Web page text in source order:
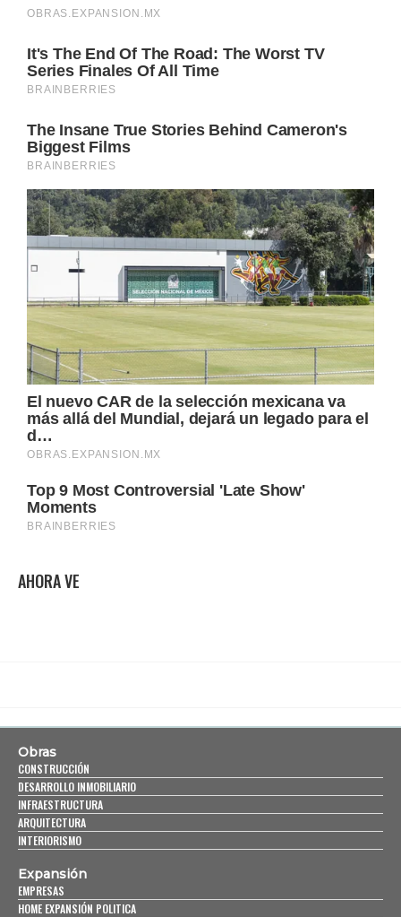
AHORA VE
Obras
CONSTRUCCIÓN
DESARROLLO INMOBILIARIO
INFRAESTRUCTURA
ARQUITECTURA
INTERIORISMO
Expansión
EMPRESAS
HOME EXPANSIÓN POLITICA